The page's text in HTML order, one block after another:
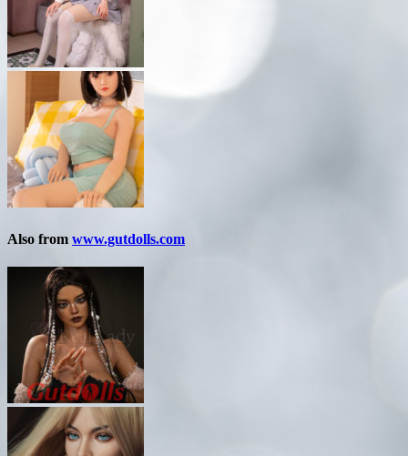
Also from www.gutdolls.com